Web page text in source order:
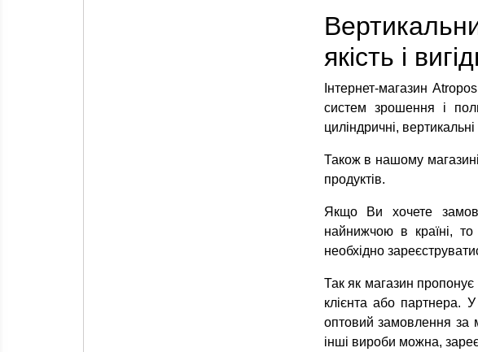
якість і
Інтернет-магазин
систем зрошення і
циліндричні, вертикальні
Також в нашому
продуктів.
Якщо Ви хочете
найнижчою в країні,
необхідно
Так як магазин пропонує
клієнта або партнера.
оптовий замовлення за
інші вироби можна,